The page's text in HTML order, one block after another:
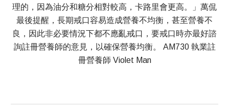
理的，因為油分和糖分相對較高，卡路里會更高。」萬侃
最後提醒，長期戒口容易造成營養不均衡，甚至營養不
良，因此非必要情況下都不應亂戒口，要戒口時亦最好諮
詢註冊營養師的意見，以確保營養均衡。 AM730 執業註
冊營養師 Violet Man